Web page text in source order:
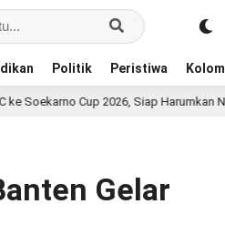
Politik Peristiwa Kolom
2026, Siap Harumkan Nama Banten
Gelar